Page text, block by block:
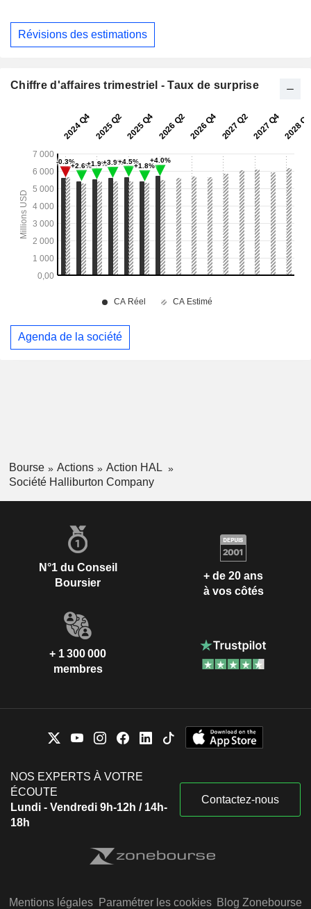
Révisions des estimations
Chiffre d'affaires trimestriel - Taux de surprise
Agenda de la société
Bourse Actions
Action HAL
Société Halliburton Company
N°1 du Conseil
Boursier
+ de 20 ans
à vos côtés
+ 1 300 000
membres
NOS EXPERTS À VOTRE
ÉCOUTE
Lundi - Vendredi 9h-12h / 14h-
18h
Contactez-nous
Mentions légales Paramétrer les cookies Blog Zonebourse